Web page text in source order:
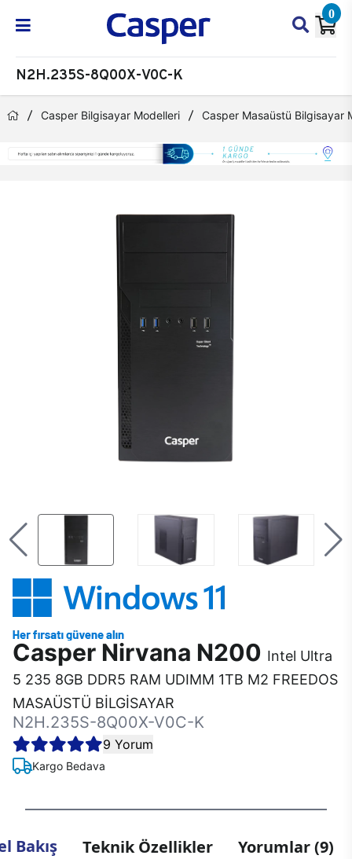
0
N2H.235S-8Q00X-V0C-K
Casper Bilgisayar Modelleri Casper Masaüstü Bilgisayar
Casper Nirvana N200 Intel Ultra
5 235 8GB DDR5 RAM UDIMM 1TB M2 FREEDOS
MASAÜSTÜ BİLGİSAYAR
N2H.235S-8Q00X-V0C-K
9 Yorum
Kargo Bedava
Bakış Teknik Özellikler Yorumlar (9)